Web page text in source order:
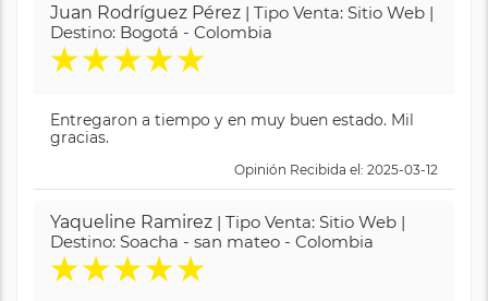
Juan Rodríguez Pérez | Tipo Venta: Sitio Web |
Destino: Bogotá - Colombia
★★★★★
Entregaron a tiempo y en muy buen estado. Mil
gracias.
Opinión Recibida el: 2025-03-12
Yaqueline Ramirez | Tipo Venta: Sitio Web |
Destino: Soacha - san mateo - Colombia
★★★★★